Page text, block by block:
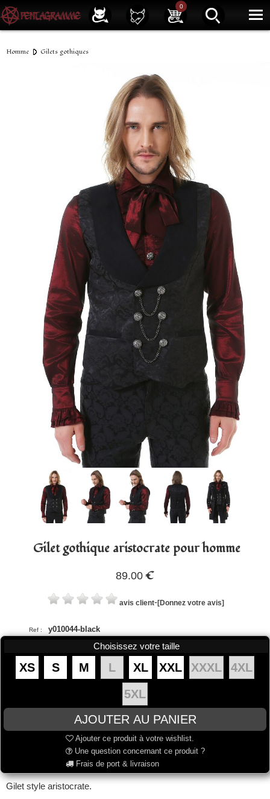
0
Service client 01 40 39 07 94
Newsletter | | Facebook | Instagram
|
Homme Gilets gothiques
Gilet gothique aristocrate pour homme
89.00 €
avis client-[Donnez votre avis]
Ref : y010044-black
Choisissez votre taille
XS S M L XL XXL XXXL
4XL
5XL
Ajouter ce produit à votre wishlist.
Une question concernant ce produit ?
Frais de port & livraison
Gilet style aristocrate.